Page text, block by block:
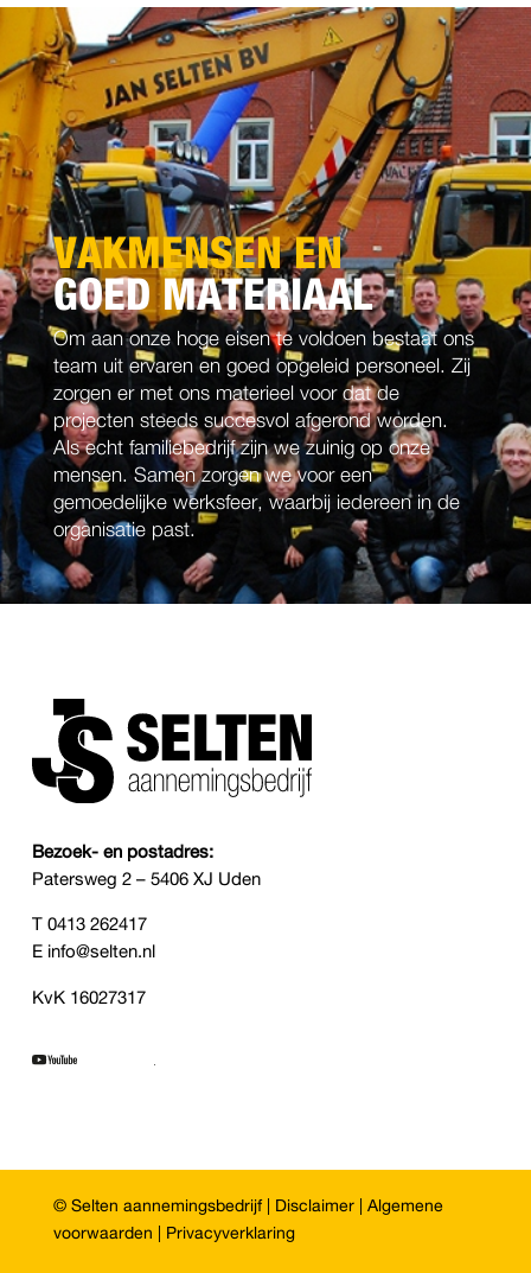
VAKMENSEN EN
GOED MATERIAAL
Om aan onze hoge eisen te voldoen bestaat ons
team uit ervaren en goed opgeleid personeel. Zij
zorgen er met ons materieel voor dat de
projecten steeds succesvol afgerond worden.
Als echt familiebedrijf zijn we zuinig op onze
mensen. Samen zorgen we voor een
gemoedelijke werksfeer, waarbij iedereen in de
organisatie past.
Bezoek- en postadres:
Patersweg 2 – 5406 XJ Uden
T 0413 262417
E info@selten.nl
KvK 16027317
© Selten aannemingsbedrijf | Disclaimer| Algemene
voorwaarden
Privacyverklaring